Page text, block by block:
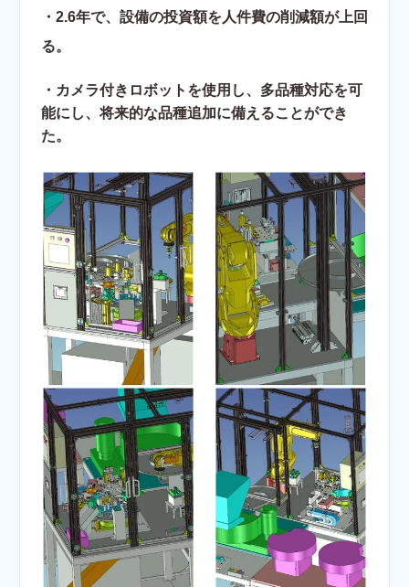
・2.6年で、設備の投資額を人件費の削減額が上回
る。
・カメラ付きロボットを使用し、多品種対応を可
能にし、将来的な品種追加に備えることができ
た。